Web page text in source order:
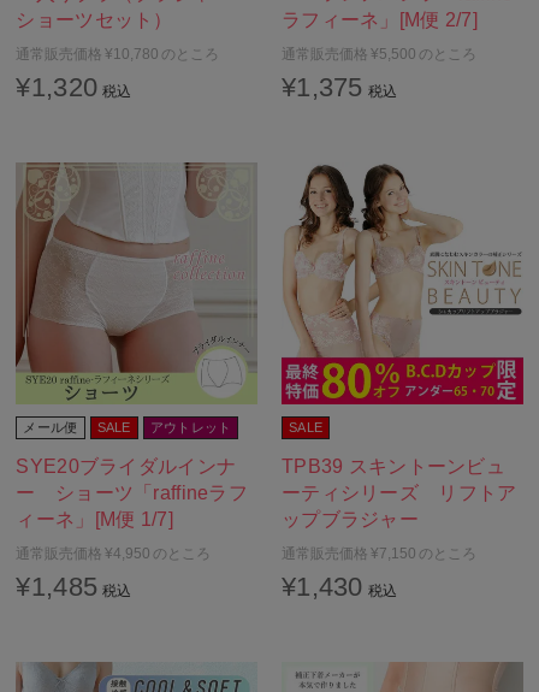
D95 D100
E75 E80
E85 E90
E100
F65
F75 F80
F85 F90
F95 F100
G65 G70
G75
G85
ショーツセット）
通常販売価格 ¥10,780 のところ
¥1,320 税込
ラフィーネ」[M便 2/7]
通常販売価格 ¥5,500 のところ
¥1,375 税込
SYE20ブライダルインナ
ー ショーツ「raffineラフ
ィーネ」[M便 1/7]
メール便 SALE アウトレット
通常販売価格 ¥4,950 のところ
¥1,485 税込
TPB39 スキントーンビュ
ーティシリーズ リフトア
ップブラジャー
SALE
通常販売価格 ¥7,150 のところ
¥1,430 税込